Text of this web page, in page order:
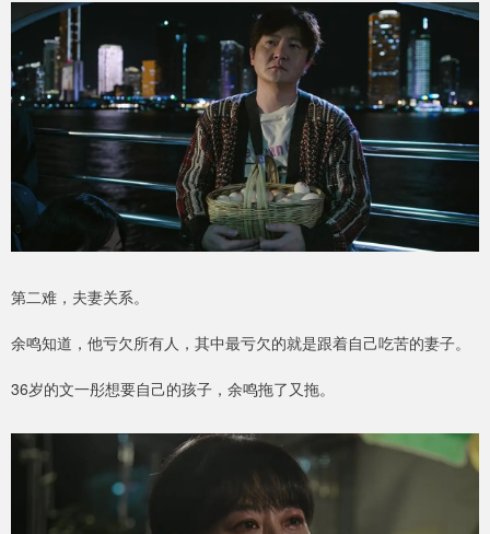
第二难，夫妻关系。
余鸣知道，他亏欠所有人，其中最亏欠的就是跟着自己吃苦的妻子。
36岁的文一彤想要自己的孩子，余鸣拖了又拖。